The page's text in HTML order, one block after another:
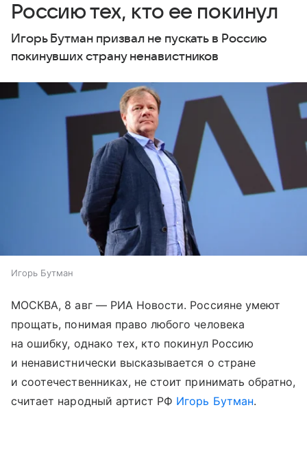
Россию тех, кто ее покинул
Игорь Бутман призвал не пускать в Россию
покинувших страну ненавистников
Игорь Бутман
МОСКВА, 8 авг — РИА Новости. Россияне умеют
прощать, понимая право любого человека
на ошибку, однако тех, кто покинул Россию
и ненавистнически высказывается о стране
и соотечественниках, не стоит принимать обратно,
считает народный артист РФ Игорь Бутман.